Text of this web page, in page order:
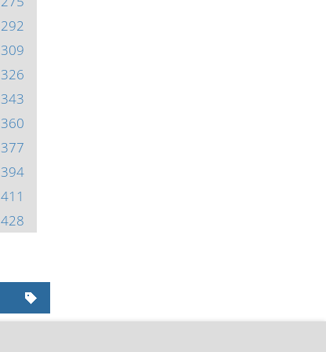
292
309
326
343
360
377
394
411
428